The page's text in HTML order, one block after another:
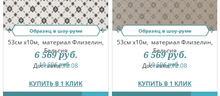
Образец в шоу-руме
53см x10м, материал Флизелин,
Бельгия
Доставка:12.08
КУПИТЬ В 1 КЛИК
10 596руб.
6 569 руб.
Образец в шоу-руме
53см x10м, материал Флизелин,
Бельгия
Доставка:12.08
КУПИТЬ В 1 КЛИК
10 596руб.
6 569 руб.